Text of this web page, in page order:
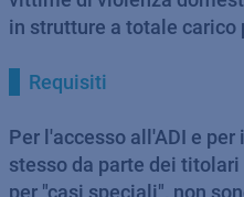
in strutture a totale carico
Requisiti
Per l'accesso all'ADI e
stesso da parte dei
per "casi speciali", non